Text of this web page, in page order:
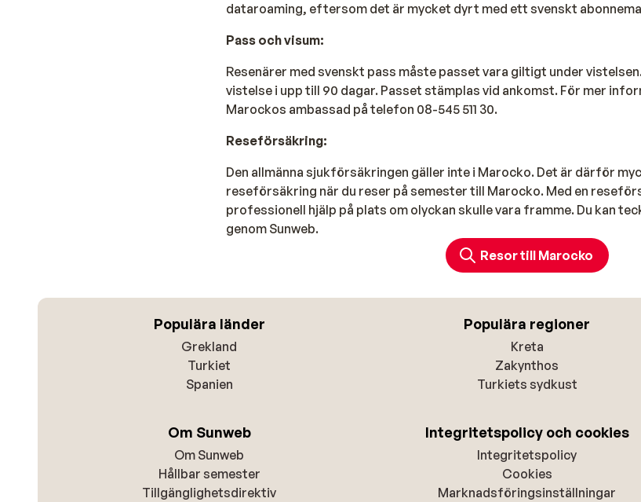
dataroaming, eftersom det är mycket dyrt med ett svenskt
Pass och visum:
Resenärer med svenskt pass måste passet vara giltigt under
vistelse i upp till 90 dagar. Passet stämplas vid ankomst. För mer
Marockos ambassad på telefon 08-545 511 30.
Reseförsäkring:
Den allmänna sjukförsäkringen gäller inte i Marocko. Det är därför
reseförsäkring när du reser på semester till Marocko. Med en
professionell hjälp på plats om olyckan skulle vara framme. Du kan
genom Sunweb.
Resor till Marocko
Populära länder
Grekland
Turkiet
Spanien
Populära regioner
Kreta
Zakynthos
Turkiets sydkust
Om Sunweb
Om Sunweb
Hållbar semester
Tillgänglighetsdirektiv
Integritetspolicy och cookies
Integritetspolicy
Cookies
Marknadsföringsinställningar